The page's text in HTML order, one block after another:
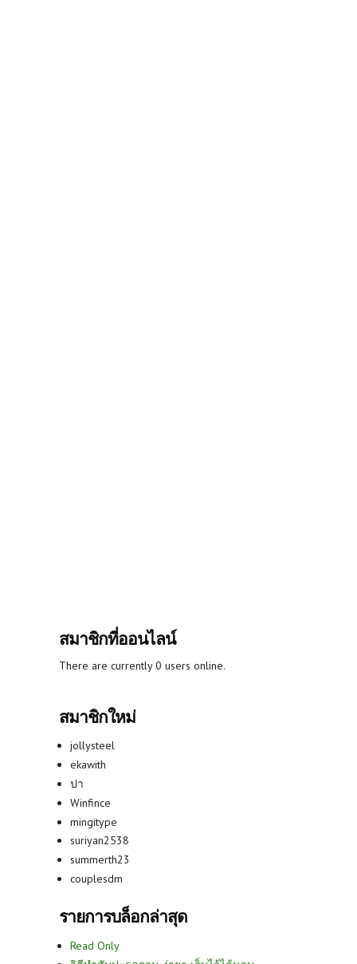
สมาชิกที่ออนไลน์
There are currently 0 users online.
สมาชิกใหม่
jollysteel
ekawith
ปา
Winfince
mingitype
suriyan2538
summerth23
couplesdm
รายการบล็อกล่าสุด
Read Only